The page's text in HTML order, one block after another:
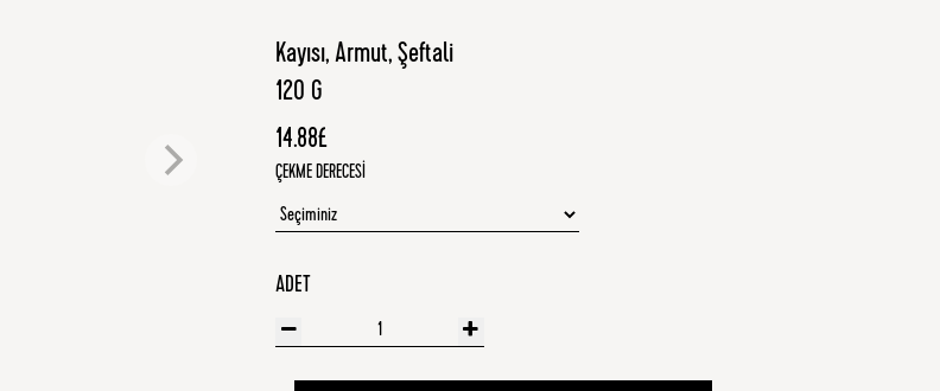
Kayısı, Armut, Şeftali
120 G
14.88£
ÇEKME DERECESI
ADET